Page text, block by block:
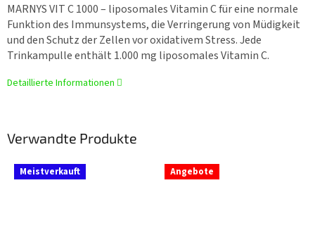
MARNYS VIT C 1000 – liposomales Vitamin C für eine normale
Funktion des Immunsystems, die Verringerung von Müdigkeit
und den Schutz der Zellen vor oxidativem Stress. Jede
Trinkampulle enthält 1.000 mg liposomales Vitamin C.
Detaillierte Informationen
Verwandte Produkte
Meistverkauft Angebote